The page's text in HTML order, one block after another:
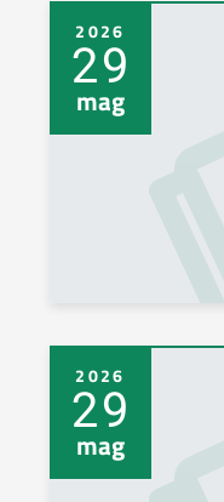
2026
29
mag
2026
29
mag